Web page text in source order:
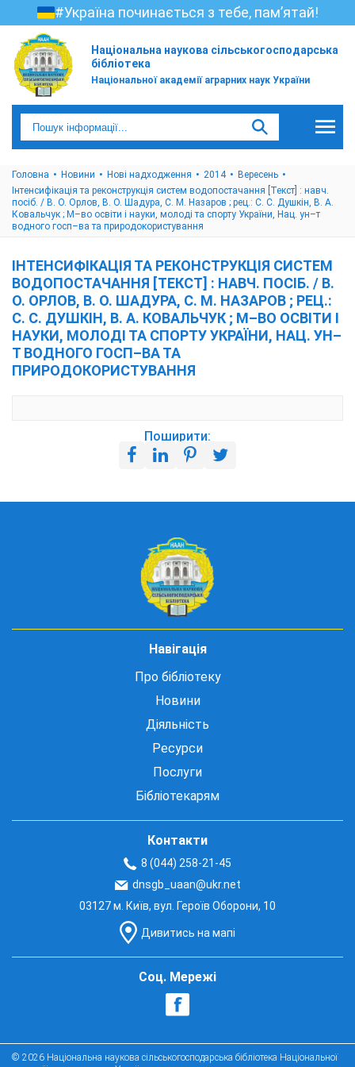
#Україна починається з тебе, пам’ятай!
Національна наукова сільськогосподарська
бібліотека
Національної академії аграрних наук України
Головна Новини Нові надходження 2014
Вересень
Інтенсифікація та реконструкція систем водопостачання [Текст] : навч.
посіб. / В. О. Орлов, В. О. Шадура, С. М. Назаров ; рец.: С. С. Душкін, В. А.
Ковальчук ; М–во освіти і науки, молоді та спорту України, Нац. ун–т
водного госп–ва та природокористування
ІНТЕНСИФІКАЦІЯ ТА РЕКОНСТРУКЦІЯ СИСТЕМ
ВОДОПОСТАЧАННЯ [ТЕКСТ] : НАВЧ. ПОСІБ. / В.
О. ОРЛОВ, В. О. ШАДУРА, С. М. НАЗАРОВ ; РЕЦ.:
С. С. ДУШКІН, В. А. КОВАЛЬЧУК ; М–ВО ОСВІТИ І
НАУКИ, МОЛОДІ ТА СПОРТУ УКРАЇНИ, НАЦ. УН–
Т ВОДНОГО ГОСП–ВА ТА
ПРИРОДОКОРИСТУВАННЯ
Поширити:
Навігація
Про бібліотеку
Новини
Діяльність
Ресурси
Послуги
Бібліотекарям
Контакти
8 (044) 258-21-45
dnsgb_uaan@ukr.net
03127 м. Київ, вул. Героїв Оборони, 10
Дивитись на мапі
Соц. Мережі
© 2026 Національна наукова сільськогосподарська бібліотека Національної